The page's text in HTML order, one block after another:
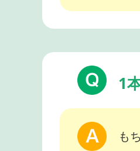
1
も